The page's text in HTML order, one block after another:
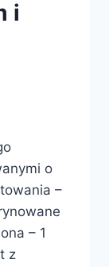
i
o
–
– 1
z